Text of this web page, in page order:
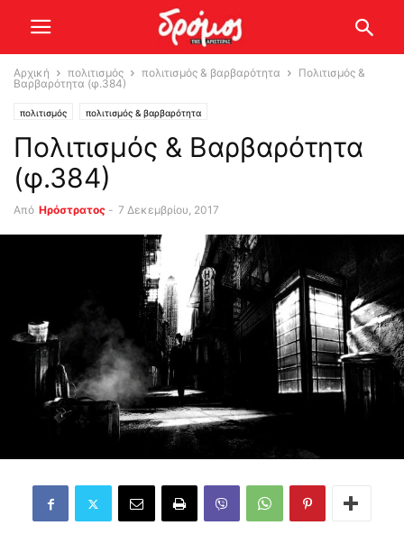
Αρχική πολιτισμός πολιτισμός & βαρβαρότητα
Πολιτισμός &
Βαρβαρότητα (φ.384)
πολιτισμός πολιτισμός & βαρβαρότητα
Πολιτισμός & Βαρβαρότητα
(φ.384)
Από Ηρόστρατος - 7 Δεκεμβρίου, 2017